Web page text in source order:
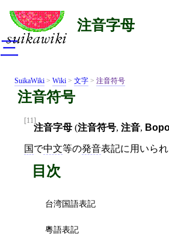
注音字母
SuikaWiki > Wiki > 文字 > 注音符号
注音符号
[11]
注音字母 (注音符号, 注音,
国で中文等の発音表記に用いら
目次
台湾国語表記
粵語表記
三